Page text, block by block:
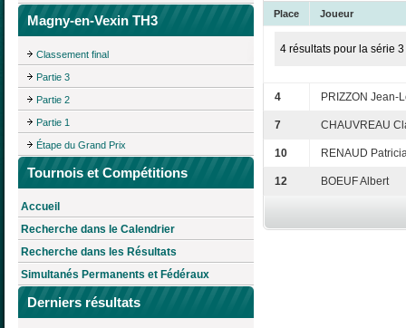
Magny-en-Vexin TH3
Classement final
Partie 3
Partie 2
Partie 1
Étape du Grand Prix
Tournois et Compétitions
Accueil
Recherche dans le Calendrier
Recherche dans les Résultats
Simultanés Permanents et Fédéraux
Derniers résultats
Place Joueur
4 résultats pour la série 3
4 PRIZZON Jean-
7 CHAUVREAU
10 RENAUD
12 BOEUF Albert